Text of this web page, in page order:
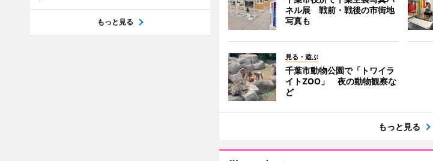
ネル展 戦前・戦後の市街地
写真も
見る・遊ぶ
千葉市動物公園で「トワイラ
イトZOO」 夜の動物観察な
ど
もっと見る
もっと見る